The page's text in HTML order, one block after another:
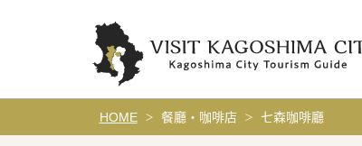
HOME 餐廳・咖啡店 七森咖啡廳